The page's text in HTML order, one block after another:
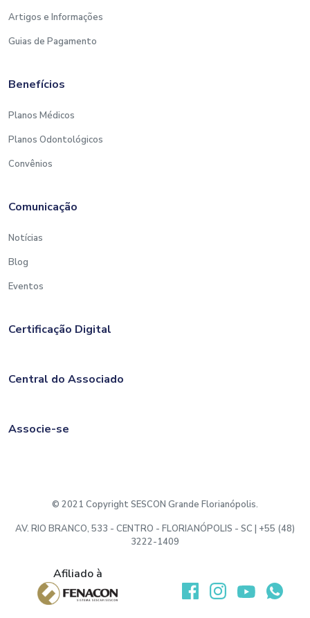
Artigos e Informações
Guias de Pagamento
Benefícios
Planos Médicos
Planos Odontológicos
Convênios
Comunicação
Notícias
Blog
Eventos
Certificação Digital
Central do Associado
Associe-se
© 2021 Copyright SESCON Grande Florianópolis.
AV. RIO BRANCO, 533 - CENTRO - FLORIANÓPOLIS - SC | +55 (48)
3222-1409
Afiliado à